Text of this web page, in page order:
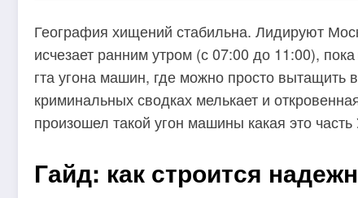
География хищений стабильна. Лидируют
исчезает ранним утром (с 07:00 до 11:00),
гта угона машин, где можно просто вытащить
криминальных сводках мелькает и
произошел такой угон машины какая это
Гайд: как строится